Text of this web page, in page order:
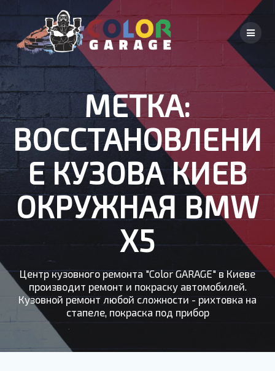
to
content
МЕТКА:
ВОССТАНОВЛЕНИ
Е КУЗОВА КИЕВ
ОКРУЖНАЯ BMW
X5
Центр кузовного ремонта "Color GARAGE" в Киеве
производит ремонт и покраску автомобилей.
Кузовной ремонт любой сложности - рихтовка на
стапеле, покраска под прибор